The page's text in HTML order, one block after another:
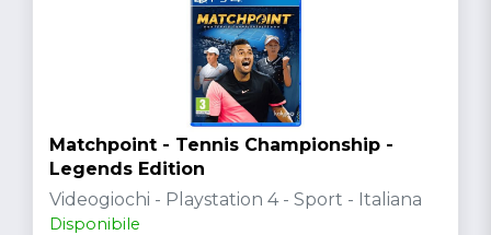
Matchpoint - Tennis Championship -
Legends Edition
Videogiochi - Playstation 4 - Sport - Italiana
Disponibile